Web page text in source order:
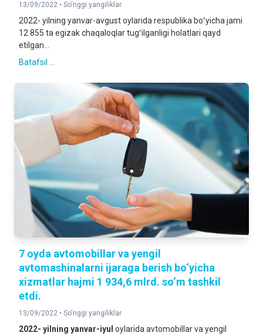
13/09/2022 • So'nggi yangiliklar
2022- yilning yanvar-avgust oylarida respublika boʻyicha jami
12 855 ta egizak chaqaloqlar tugʻilganligi holatlari qayd
etilgan...
Batafsil ...
7 oyda avtomobillar va yengil
avtomashinalarni ijaraga berish bo‘yicha
xizmatlar hajmi 1 934,6 mlrd. so‘m tashkil
etdi.
13/09/2022 • So'nggi yangiliklar
2022- yilning yanvar-iyul oylarida avtomobillar va yengil